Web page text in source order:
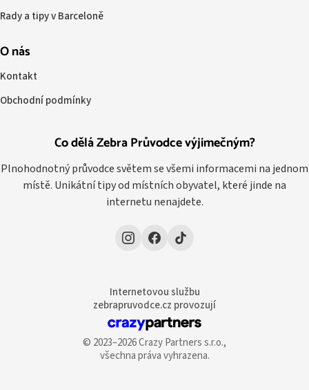
Co dělá Zebra Průvodce výjimečným?
Plnohodnotný průvodce světem se všemi informacemi na jednom
místě. Unikátní tipy od místních obyvatel, které jinde na
internetu nenajdete.
Rady a tipy v Barceloně
O nás
Kontakt
Obchodní podmínky
Internetovou službu
zebrapruvodce.cz provozují
© 2023–2026 Crazy Partners s.r.o.,
všechna práva vyhrazena.